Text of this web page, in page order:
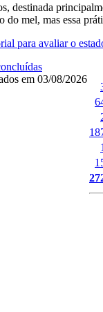
destinada
do mel, mas essa
para avaliar o
em 03/08/2026
1